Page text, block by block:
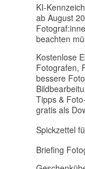
KI-
ab August
beachten
Kostenlose
Fotografen,
bessere
Tipps &
gratis als
Spickzettel
Briefing